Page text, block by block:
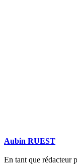
Aubin RUEST
En tant que rédacteur